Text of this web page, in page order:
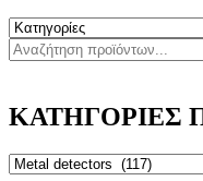
ΚΑΤΗΓΟΡΙΕΣ